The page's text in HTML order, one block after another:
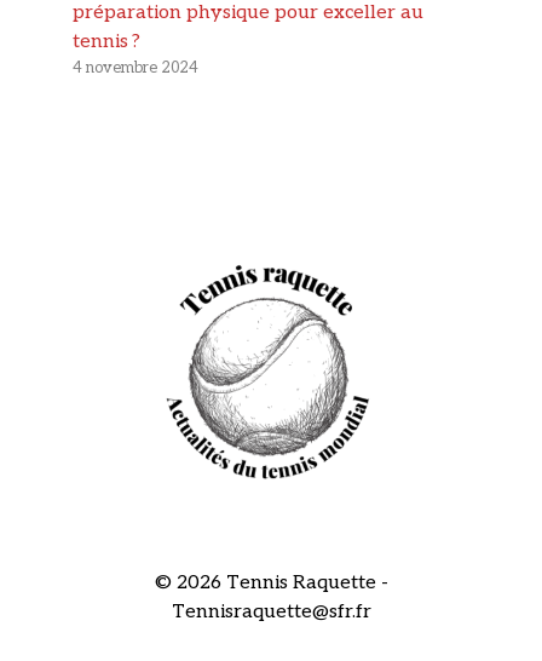
préparation physique pour exceller au
tennis ?
4 novembre 2024
© 2026 Tennis Raquette -
Tennisraquette@sfr.fr